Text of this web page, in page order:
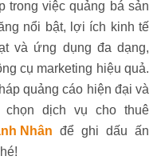
trong việc quảng bá sản
nổi bật, lợi ích kinh tế
và ứng dụng đa dạng,
cụ marketing hiệu quả.
quảng cáo hiện đại và
dịch vụ cho thuê
Nhân để ghi dấu ấn